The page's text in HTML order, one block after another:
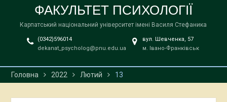
ФАКУЛЬТЕТ ПСИХОЛОГІЇ
Карпатський національний університет імені Василя Стефаника
(0342)596014
dekanat_psycholog@pnu.edu.ua
вул. Шевченка, 57
м. Івано-Франківськ
Головна 2022 Лютий 13